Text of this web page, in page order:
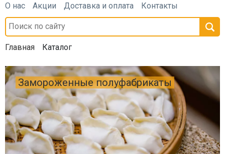
О нас Акции Доставка и оплата Контакты
Главная Каталог
Замороженные полуфабрикаты